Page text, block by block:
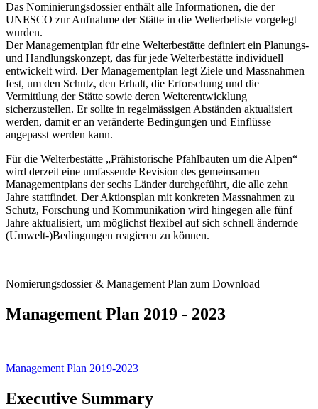
Das Nominierungsdossier enthält alle Informationen, die der
UNESCO zur Aufnahme der Stätte in die Welterbeliste vorgelegt
wurden.
Der Managementplan für eine Welterbestätte definiert ein Planungs-
und Handlungskonzept, das für jede Welterbestätte individuell
entwickelt wird. Der Managementplan legt Ziele und Massnahmen
fest, um den Schutz, den Erhalt, die Erforschung und die
Vermittlung der Stätte sowie deren Weiterentwicklung
sicherzustellen. Er sollte in regelmässigen Abständen aktualisiert
werden, damit er an veränderte Bedingungen und Einflüsse
angepasst werden kann.
Für die Welterbestätte „Prähistorische Pfahlbauten um die Alpen“
wird derzeit eine umfassende Revision des gemeinsamen
Managementplans der sechs Länder durchgeführt, die alle zehn
Jahre stattfindet. Der Aktionsplan mit konkreten Massnahmen zu
Schutz, Forschung und Kommunikation wird hingegen alle fünf
Jahre aktualisiert, um möglichst flexibel auf sich schnell ändernde
(Umwelt-)Bedingungen reagieren zu können.
Nomierungsdossier & Management Plan zum Download
Management Plan 2019 - 2023
Management Plan 2019-2023
Executive Summary